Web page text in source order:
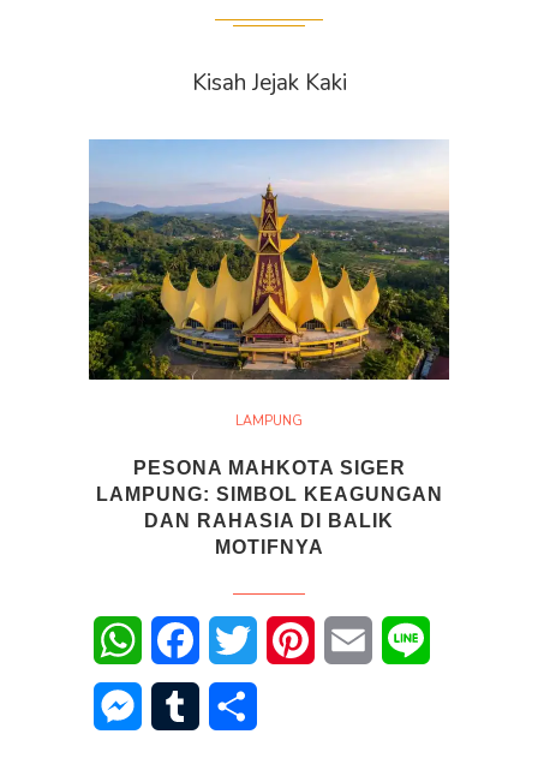
Kisah Jejak Kaki
LAMPUNG
PESONA MAHKOTA SIGER
LAMPUNG: SIMBOL KEAGUNGAN
DAN RAHASIA DI BALIK
MOTIFNYA
WhatsAppFacebookTwitter PinterestEmail
Messenger
Tumblr